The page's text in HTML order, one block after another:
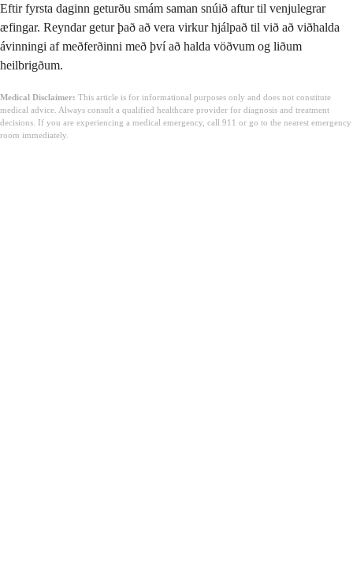
Eftir fyrsta daginn geturðu smám saman snúið aftur til venjulegrar
æfingar. Reyndar getur það að vera virkur hjálpað til við að viðhalda
ávinningi af meðferðinni með því að halda vöðvum og liðum
heilbrigðum.
Medical Disclaimer: This article is for informational purposes only and does not constitute
medical advice. Always consult a qualified healthcare provider for diagnosis and treatment
decisions. If you are experiencing a medical emergency, call 911 or go to the nearest emergency
room immediately.